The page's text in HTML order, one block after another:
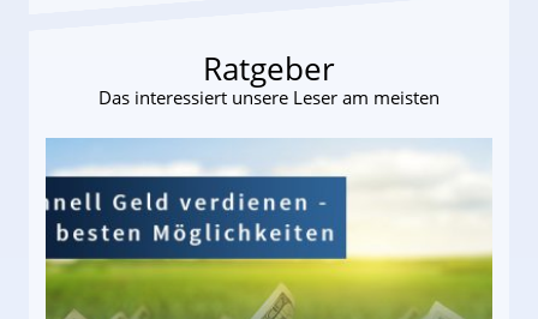
Ratgeber
Das interessiert unsere Leser am meisten